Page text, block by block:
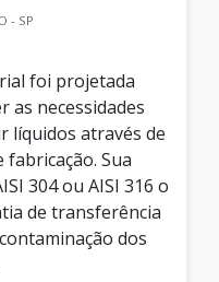
- SP
foi projetada
as necessidades
líquidos através de
Sua
304 ou AISI 316 o
de transferência
dos